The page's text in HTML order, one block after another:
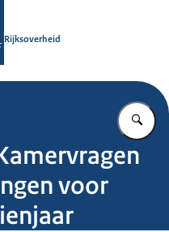
Rijksoverheid
voor